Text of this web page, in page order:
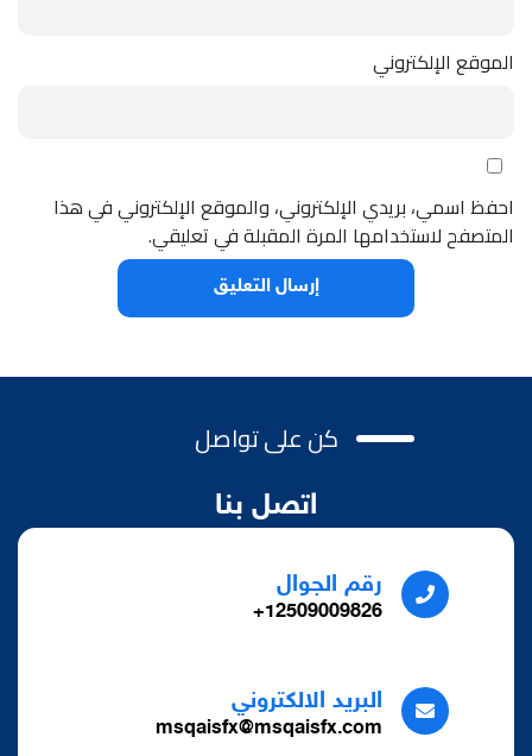
الموقع الإلكتروني
احفظ اسمي، بريدي الإلكتروني، والموقع الإلكتروني في هذا
المتصفح لاستخدامها المرة المقبلة في تعليقي.
كن على تواصل
اتصل بنا
رقم الجوال
12509009826+
البريد الالكتروني
msqaisfx@msqaisfx.com